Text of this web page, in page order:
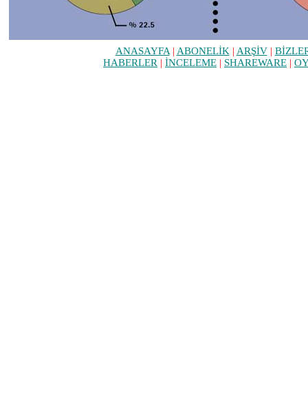
ANASAYFA| ABONELİK | ARŞİV|
HABERLER | İNCELEME | SHAREWARE |